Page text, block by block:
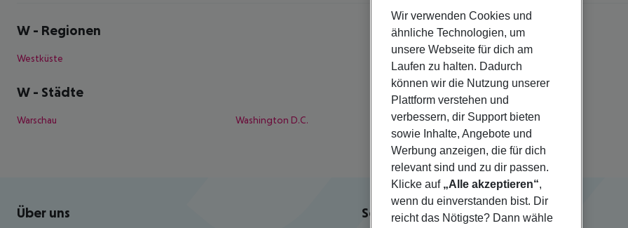
W - Regionen
Westküste
W - Städte
Warschau Washington D.C. Wien
Footer navigation
Über uns Service & Hilfe
Wir verwenden Cookies und
ähnliche Technologien, um
unsere Webseite für dich am
Laufen zu halten. Dadurch
können wir die Nutzung unserer
Plattform verstehen und
verbessern, dir Support bieten
sowie Inhalte, Angebote und
Werbung anzeigen, die für dich
relevant sind und zu dir passen.
Klicke auf „Alle akzeptieren“,
wenn du einverstanden bist. Dir
reicht das Nötigste? Dann wähle